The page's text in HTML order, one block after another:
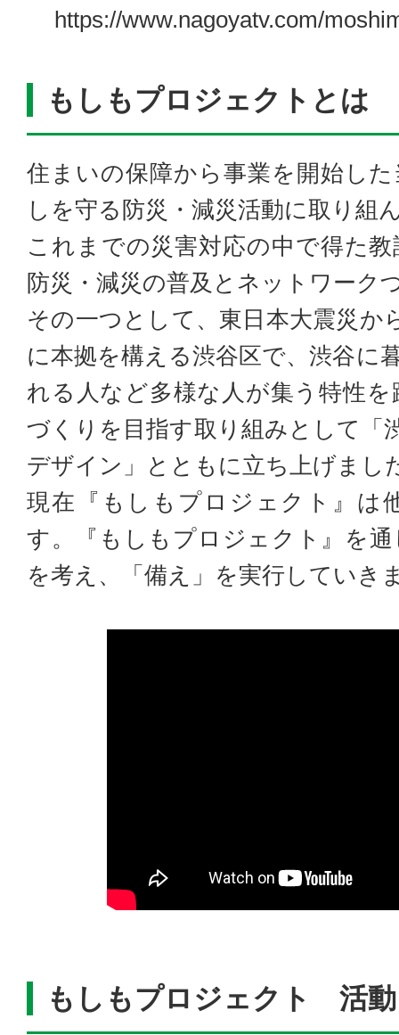
https://www.nagoyatv.com/
もしもプロジェクトとは
住まいの保障から事業を開始し
しを守る防災・減災活動に取り組
これまでの災害対応の中で得た
防災・減災の普及とネットワーク
その一つとして、東日本大震災か
に本拠を構える渋谷区で、渋谷に
れる人など多様な人が集う特性
づくりを目指す取り組みとして「
デザイン」とともに立ち上げまし
現在『もしもプロジェクト』は
す。『もしもプロジェクト』を
を考え、「備え」を実行していき
もしもプロジェクト 活